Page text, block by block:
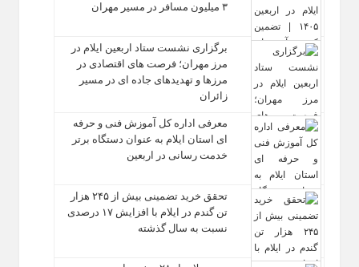
۳ میلیون مسافر در مسیر مهران
برگزاری نشست ستاد اربعین ایلام در
مرز مهران؛ فرصت‌ های اقتصادی در
مرزها و تهدیدهای جاده‌ ای در مسیر
زائران
معرفی اداره کل آموزش فنی و حرفه‌
ای استان ایلام به‌ عنوان دستگاه برتر
خدمت‌ رسانی در اربعین
تحقق خرید تضمینی بیش از ۲۴۵ هزار
تن گندم در ایلام با افزایش ۱۷ درصدی
نسبت به سال گذشته